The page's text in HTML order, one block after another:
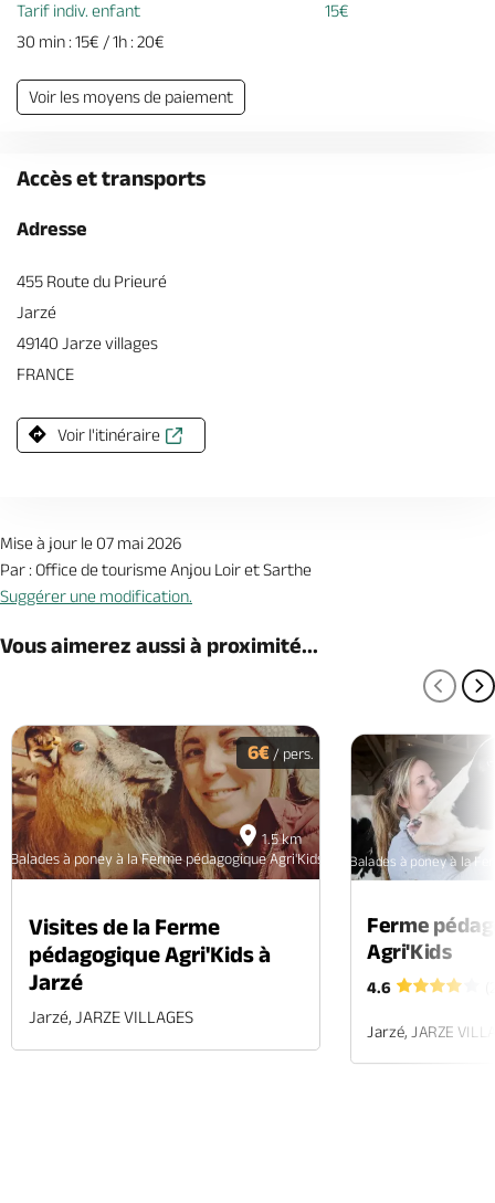
Tarif indiv. enfant
15€
30 min : 15€ / 1h : 20€
Voir les moyens de paiement
Accès et transports
Adresse
455 Route du Prieuré
Jarzé
49140 Jarze villages
FRANCE
Voir l'itinéraire
Mise à jour le 07 mai 2026
Par : Office de tourisme Anjou Loir et Sarthe
Suggérer une modification.
Vous aimerez aussi à proximité...
1.5 km
Balades à poney à la Ferme pédagogique Agri'Kids à Jarzé
6€ / pers.
Visites de la Ferme
pédagogique Agri'Kids à
Jarzé
Jarzé, JARZE VILLAGES
Balades à poney à la
Ferme
Agri'Kids
4.6
Jarzé, JARZE